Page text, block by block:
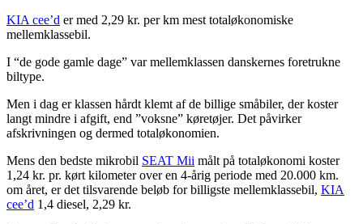
KIA cee’d er med 2,29 kr. per km mest totaløkonomiske
mellemklassebil.
I “de gode gamle dage” var mellemklassen danskernes foretrukne
biltype.
Men i dag er klassen hårdt klemt af de billige småbiler, der koster
langt mindre i afgift, end ”voksne” køretøjer. Det påvirker
afskrivningen og dermed totaløkonomien.
Mens den bedste mikrobil SEAT Mii målt på totaløkonomi koster
1,24 kr. pr. kørt kilometer over en 4-årig periode med 20.000 km.
om året, er det tilsvarende beløb for billigste mellemklassebil, KIA
cee’d 1,4 diesel, 2,29 kr.